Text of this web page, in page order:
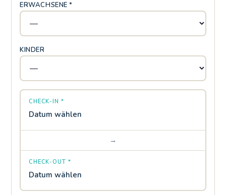
ERWACHSENE *
KINDER
CHECK-IN *
Datum wählen
→
CHECK-OUT *
Datum wählen